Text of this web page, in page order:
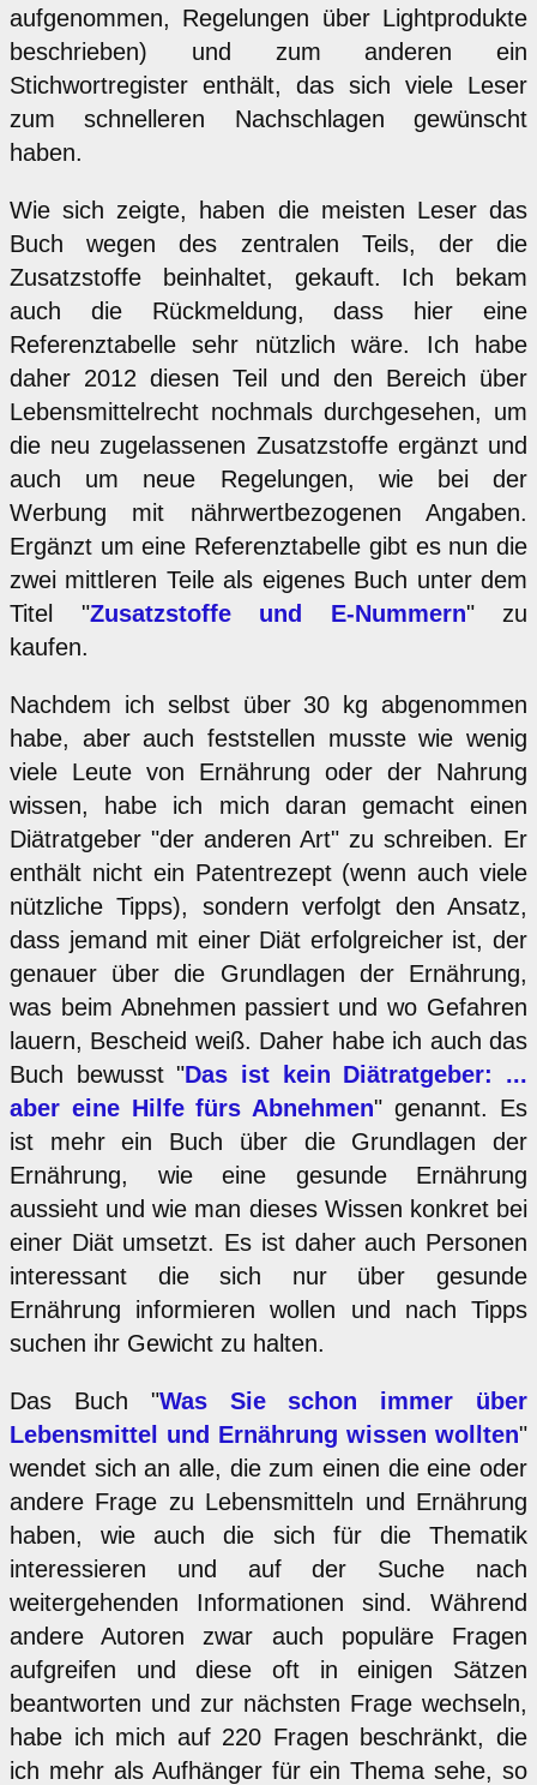
aufgenommen, Regelungen über Lightprodukte
beschrieben) und zum anderen ein
Stichwortregister enthält, das sich viele Leser
zum schnelleren Nachschlagen gewünscht
haben.
Wie sich zeigte, haben die meisten Leser das
Buch wegen des zentralen Teils, der die
Zusatzstoffe beinhaltet, gekauft. Ich bekam
auch die Rückmeldung, dass hier eine
Referenztabelle sehr nützlich wäre. Ich habe
daher 2012 diesen Teil und den Bereich über
Lebensmittelrecht nochmals durchgesehen, um
die neu zugelassenen Zusatzstoffe ergänzt und
auch um neue Regelungen, wie bei der
Werbung mit nährwertbezogenen Angaben.
Ergänzt um eine Referenztabelle gibt es nun die
zwei mittleren Teile als eigenes Buch unter dem
Titel "Zusatzstoffe und E-Nummern" zu
kaufen.
Nachdem ich selbst über 30 kg abgenommen
habe, aber auch feststellen musste wie wenig
viele Leute von Ernährung oder der Nahrung
wissen, habe ich mich daran gemacht einen
Diätratgeber "der anderen Art" zu schreiben. Er
enthält nicht ein Patentrezept (wenn auch viele
nützliche Tipps), sondern verfolgt den Ansatz,
dass jemand mit einer Diät erfolgreicher ist, der
genauer über die Grundlagen der Ernährung,
was beim Abnehmen passiert und wo Gefahren
lauern, Bescheid weiß. Daher habe ich auch das
Buch bewusst "Das ist kein Diätratgeber: ...
aber eine Hilfe fürs Abnehmen" genannt. Es
ist mehr ein Buch über die Grundlagen der
Ernährung, wie eine gesunde Ernährung
aussieht und wie man dieses Wissen konkret bei
einer Diät umsetzt. Es ist daher auch Personen
interessant die sich nur über gesunde
Ernährung informieren wollen und nach Tipps
suchen ihr Gewicht zu halten.
Das Buch "Was Sie schon immer über
Lebensmittel und Ernährung wissen wollten"
wendet sich an alle, die zum einen die eine oder
andere Frage zu Lebensmitteln und Ernährung
haben, wie auch die sich für die Thematik
interessieren und auf der Suche nach
weitergehenden Informationen sind. Während
andere Autoren zwar auch populäre Fragen
aufgreifen und diese oft in einigen Sätzen
beantworten und zur nächsten Frage wechseln,
habe ich mich auf 220 Fragen beschränkt, die
ich mehr als Aufhänger für ein Thema sehe, so